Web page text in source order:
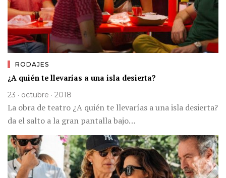
RODAJES
¿A quién te llevarías a una isla desierta?
23 · octubre · 2018
La obra de teatro ¿A quién te llevarías a una isla desierta?
da el salto a la gran pantalla bajo…